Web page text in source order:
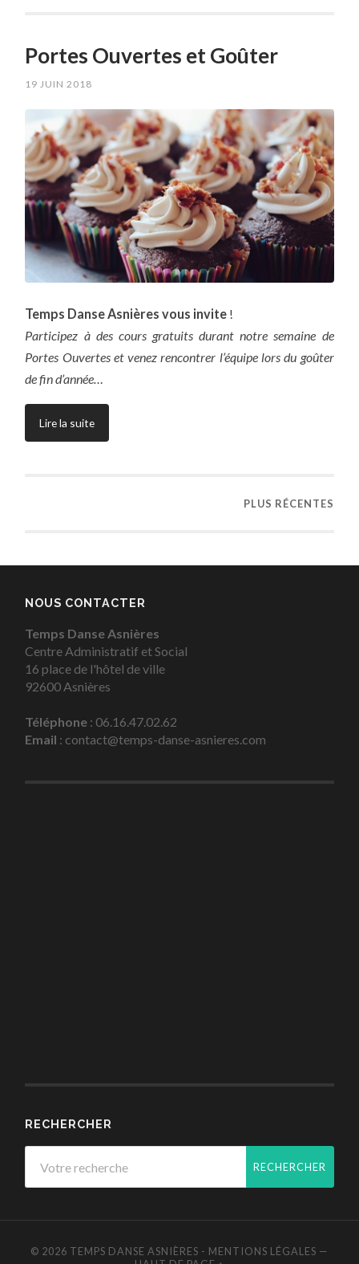
Portes Ouvertes et Goûter
19 JUIN 2018
Temps Danse Asnières vous invite !
Participez à des cours gratuits durant notre semaine de
Portes Ouvertes et venez rencontrer l’équipe lors du goûter
de fin d’année…
Lire la suite
PLUS RÉCENTES
NOUS CONTACTER
Temps Danse Asnières
Centre Administratif et Social
16 place de l'hôtel de ville
92600 Asnières
Téléphone : 06.16.47.02.62
Email : contact@temps-danse-asnieres.com
RECHERCHER
© 2026 TEMPS DANSE ASNIÈRES - MENTIONS LÉGALES —